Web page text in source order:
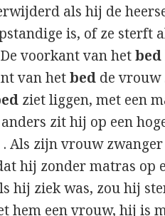
als hij de
is, of ze sterft
voorkant van hetbed
van hetbed de vrouw
ziet liggen, met een
zit hij op een
Als zijn vrouw zwanger
hij zonder matras op
hij ziek was, zou hij
hem een ​​vrouw, hij is